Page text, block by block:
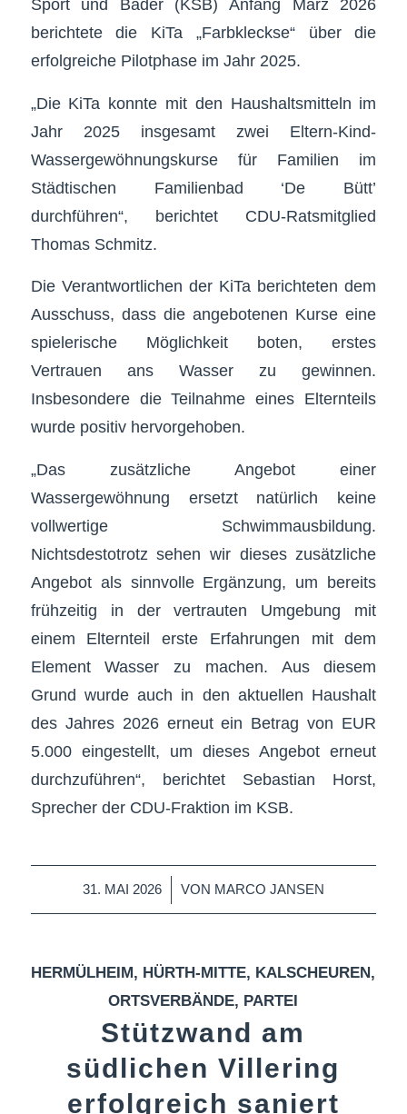
Sport und Bäder (KSB) Anfang März 2026
berichtete die KiTa „Farbkleckse“ über die
erfolgreiche Pilotphase im Jahr 2025.
„Die KiTa konnte mit den Haushaltsmitteln im
Jahr 2025 insgesamt zwei Eltern-Kind-
Wassergewöhnungskurse für Familien im
Städtischen Familienbad ‘De Bütt’
durchführen“, berichtet CDU-Ratsmitglied
Thomas Schmitz.
Die Verantwortlichen der KiTa berichteten dem
Ausschuss, dass die angebotenen Kurse eine
spielerische Möglichkeit boten, erstes
Vertrauen ans Wasser zu gewinnen.
Insbesondere die Teilnahme eines Elternteils
wurde positiv hervorgehoben.
„Das zusätzliche Angebot einer
Wassergewöhnung ersetzt natürlich keine
vollwertige Schwimmausbildung.
Nichtsdestotrotz sehen wir dieses zusätzliche
Angebot als sinnvolle Ergänzung, um bereits
frühzeitig in der vertrauten Umgebung mit
einem Elternteil erste Erfahrungen mit dem
Element Wasser zu machen. Aus diesem
Grund wurde auch in den aktuellen Haushalt
des Jahres 2026 erneut ein Betrag von EUR
5.000 eingestellt, um dieses Angebot erneut
durchzuführen“, berichtet Sebastian Horst,
Sprecher der CDU-Fraktion im KSB.
31. MAI 2026
/ VON MARCO JANSEN
HERMÜLHEIM, HÜRTH-MITTE, KALSCHEUREN,
ORTSVERBÄNDE, PARTEI
Stützwand am
südlichen Villering
erfolgreich saniert